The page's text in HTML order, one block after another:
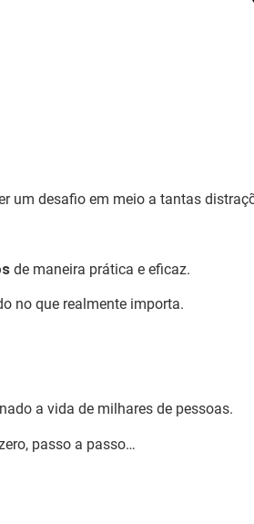
um desafio em meio a tantas
de maneira prática e eficaz.
no que realmente importa.
a vida de milhares de pessoas.
passo a passo…